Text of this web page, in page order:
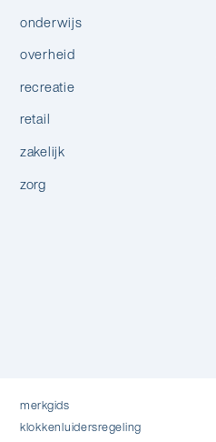
onderwijs
overheid
recreatie
retail
zakelijk
zorg
merkgids
klokkenluidersregeling